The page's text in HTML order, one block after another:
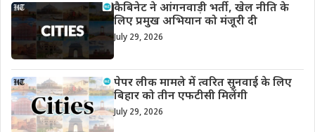
कैबिनेट ने आंगनवाड़ी भर्ती, खेल नीति के
लिए प्रमुख अभियान को मंजूरी दी
July 29, 2026
पेपर लीक मामले में त्वरित सुनवाई के लिए
बिहार को तीन एफटीसी मिलेंगी
July 29, 2026